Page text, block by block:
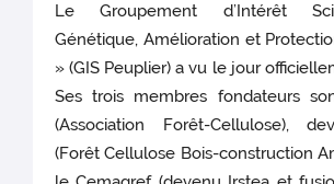
Le Groupement d’Intérêt
Génétique, Amélioration et
» (GIS Peuplier) a vu le jour
Ses trois membres fondateurs
(Association Forêt-Cellulose),
(Forêt Cellulose Bois-construction